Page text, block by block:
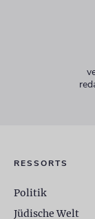
RESSORTS
Politik
Jüdische Welt